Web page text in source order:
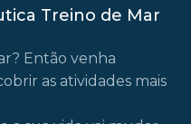
Treino de Mar
Então venha
as atividades mais